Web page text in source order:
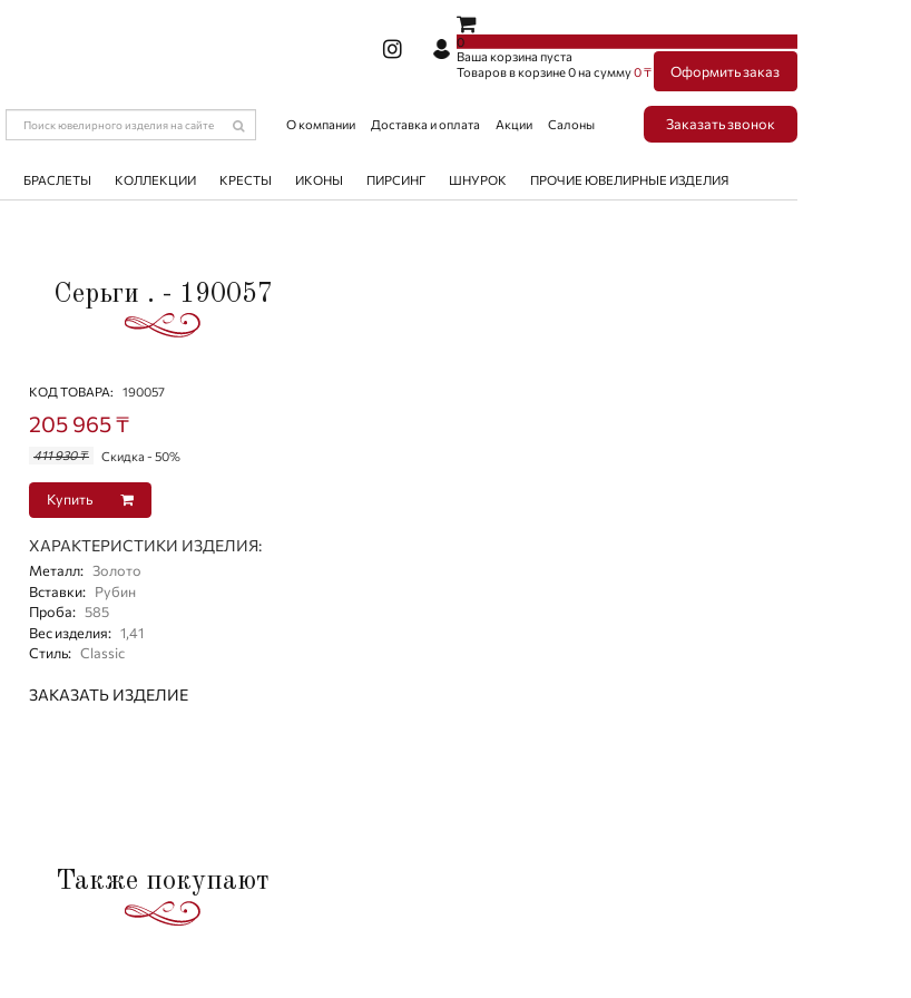
0
Ваша корзина пуста
Товаров в корзине0на сумму0 ₸ Оформить заказ
О компании Доставка и оплата Акции Салоны Заказать звонок
БРАСЛЕТЫ КОЛЛЕКЦИИ КРЕСТЫ ИКОНЫ ПИРСИНГ ШНУРОК ПРОЧИЕ ЮВЕЛИРНЫЕ ИЗДЕЛИЯ
Серьги . - 190057
КОД ТОВАРА: 190057
205 965 ₸
411 930 ₸ Скидка - 50%
Купить
ХАРАКТЕРИСТИКИ ИЗДЕЛИЯ:
Металл: Золото
Вставки: Рубин
Проба: 585
Вес изделия: 1,41
Стиль: Classic
ЗАКАЗАТЬ ИЗДЕЛИЕ
Также покупают